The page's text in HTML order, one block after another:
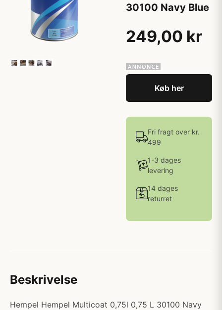
30100 Navy Blue
249,00 kr
Køb her
Fri fragt over kr.
499
1-3 dages
levering
14 dages
returret
Beskrivelse
Hempel Hempel Multicoat 0,75l 0,75 L 30100 Navy